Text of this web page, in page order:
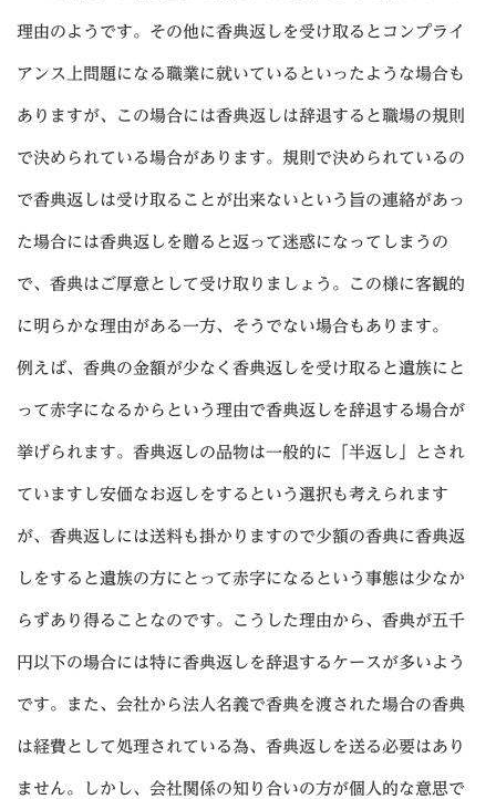
理由のようです。その他に香典返しを受け取るとコンプライ
アンス上問題になる職業に就いているといったような場合も
ありますが、この場合には香典返しは辞退すると職場の規則
で決められている場合があります。規則で決められているの
で香典返しは受け取ることが出来ないという旨の連絡があっ
た場合には香典返しを贈ると返って迷惑になってしまうの
で、香典はご厚意として受け取りましょう。この様に客観的
に明らかな理由がある一方、そうでない場合もあります。
例えば、香典の金額が少なく香典返しを受け取ると遺族にと
って赤字になるからという理由で香典返しを辞退する場合が
挙げられます。香典返しの品物は一般的に「半返し」とされ
ていますし安価なお返しをするという選択も考えられます
が、香典返しには送料も掛かりますので少額の香典に香典返
しをすると遺族の方にとって赤字になるという事態は少なか
らずあり得ることなのです。こうした理由から、香典が五千
円以下の場合には特に香典返しを辞退するケースが多いよう
です。また、会社から法人名義で香典を渡された場合の香典
は経費として処理されている為、香典返しを送る必要はあり
ません。しかし、会社関係の知り合いの方が個人的な意思で